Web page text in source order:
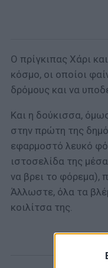
Ο πρίγκιπας Χάρι
κόσμο, οι οποίοι
δρόμους και να
Και η δούκισσα,
στην πρώτη της
εφαρμοστό λευκό
ιστοσελίδα της
να βρει το φόρεμα),
Άλλωστε, όλα τα
κοιλίτσα της.